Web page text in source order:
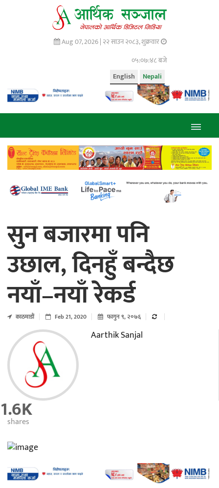
Aug 07, 2026 | २२ साउन २०८३, शुक्रवार
०५:०७:४९ बजे
Nepali
English
सुन बजारमा पनि
उछाल, दिनहुँ बन्दैछ
नयाँ–नयाँ रेकर्ड
काठमाडाैं Feb 21, 2020 फागुन ९, २०७६
Aarthik Sanjal
1.6K
shares